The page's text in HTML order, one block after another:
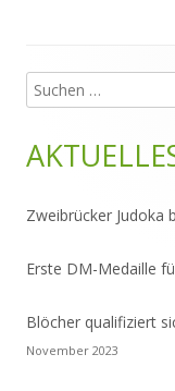
Haupt-
Suchen
nach:
Zweibrücker Judoka
Erste DM-Medaille
Blöcher qualifiziert
November 2023